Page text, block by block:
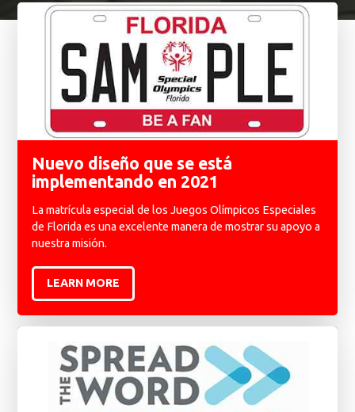
Características
Nuevo diseño que se está
implementando en 2021
La matrícula especial de los Juegos Olímpicos Especiales
de Florida es una excelente manera de mostrar su apoyo a
nuestra misión.
LEARN MORE